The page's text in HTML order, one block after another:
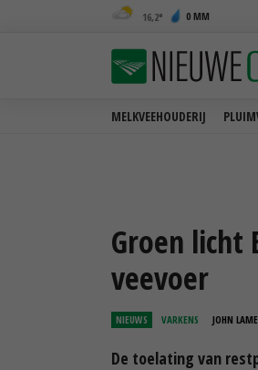
16,2 0 MM
MELKVEEHOUDERIJ
Groen licht
veevoer
NIEUWS VARKENS JOHN
De toelating van